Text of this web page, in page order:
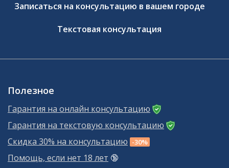
Записаться на консультацию в вашем городе
Текстовая консультация
Полезное
Гарантия на онлайн консультацию
Гарантия на текстовую консультацию
Скидка 30% на консультацию -30%
Помощь, если нет 18 лет 🔞